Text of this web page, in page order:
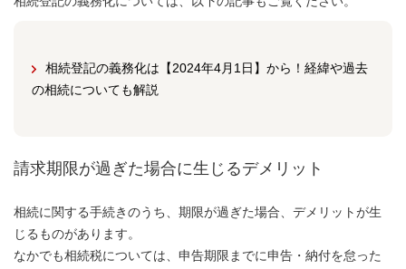
相続登記の義務化は【2024年4月1日】から！経緯や過去
の相続についても解説
請求期限が過ぎた場合に生じるデメリット
相続に関する手続きのうち、期限が過ぎた場合、デメリットが生
じるものがあります。
なかでも相続税については、申告期限までに申告・納付を怠った